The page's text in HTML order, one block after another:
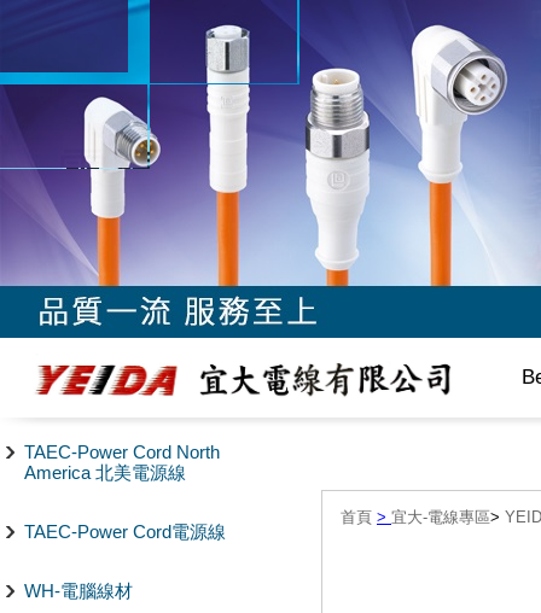
TAEC-Power Cord North
America 北美電源線
TAEC-Power Cord電源線
WH-電腦線材
首頁 > 宜大-電線專區>